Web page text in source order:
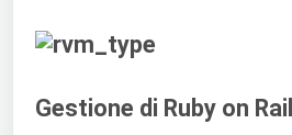
Gestione di Ruby on